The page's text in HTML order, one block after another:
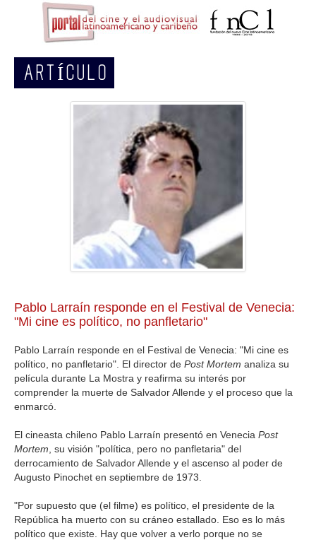
ARTÍCULO
Pablo Larraín responde en el Festival de Venecia:
"Mi cine es político, no panfletario"
Pablo Larraín responde en el Festival de Venecia: "Mi cine es
político, no panfletario". El director de Post Mortem analiza su
película durante La Mostra y reafirma su interés por
comprender la muerte de Salvador Allende y el proceso que la
enmarcó.
El cineasta chileno Pablo Larraín presentó en Venecia Post
Mortem , su visión "política, pero no panfletaria" del
derrocamiento de Salvador Allende y el ascenso al poder de
Augusto Pinochet en septiembre de 1973.
"Por supuesto que (el filme) es político, el presidente de la
República ha muerto con su cráneo estallado. Eso es lo más
político que existe. Hay que volver a verlo porque no se